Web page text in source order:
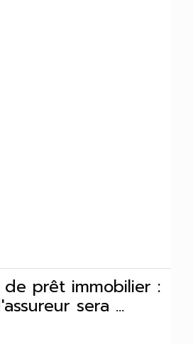
de prêt immobilier :
sera ...